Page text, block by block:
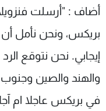
أضاف : "أرسلت
بريكس، ونحن نأمل أن
إيجابي. نحن نتوقع
والهند والصين وجنوب
في بريكس عاجلا ام
الإنـتـاج